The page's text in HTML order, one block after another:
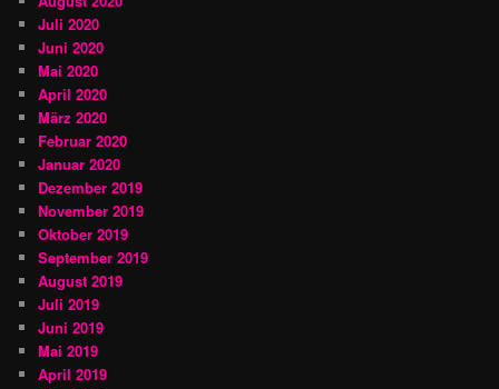
Juli 2020
Juni 2020
Mai 2020
April 2020
März 2020
Februar 2020
Januar 2020
Dezember 2019
November 2019
Oktober 2019
September 2019
August 2019
Juli 2019
Juni 2019
Mai 2019
April 2019